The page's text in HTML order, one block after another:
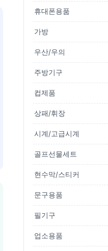
휴대폰용품
가방
우산/우의
주방기구
컵제품
상패/휘장
시계/고급시계
골프선물세트
현수막/스티커
문구용품
필기구
업소용품